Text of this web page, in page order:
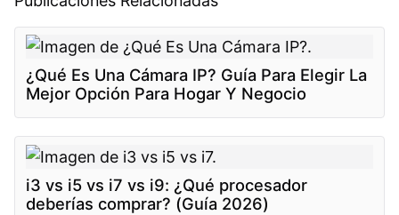
¿Qué Es Una Cámara IP? Guía Para Elegir La
Mejor Opción Para Hogar Y Negocio
i3 vs i5 vs i7 vs i9: ¿Qué procesador
deberías comprar? (Guía 2026)